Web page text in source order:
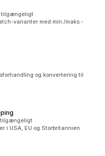
tilgængeligt
varianter med min./maks.-
og konvertering til
tilgængeligt
i USA, EU og Storbritannien